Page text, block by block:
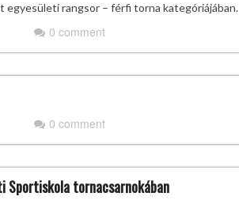
egyesületi rangsor – férfi torna kategóriájában.
0 comment
0 comment
Sportiskola tornacsarnokában